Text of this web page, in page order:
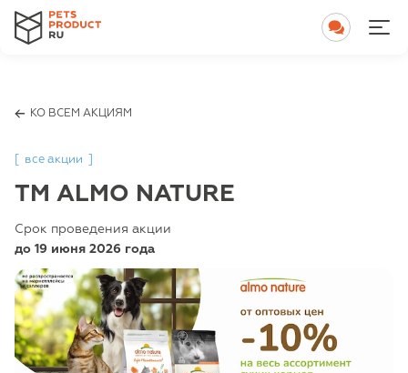
КО ВСЕМ АКЦИЯМ
все акции
TM ALMO NATURE
Cрок проведения акции
до 19 июня 2026 года